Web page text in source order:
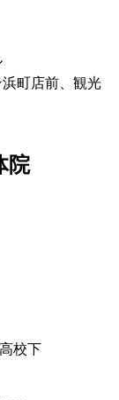
町店前、観光
院
校下